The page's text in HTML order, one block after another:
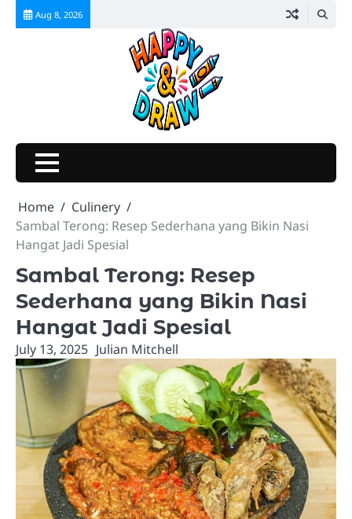
Skip
Aug 8, 2026
Home
Culinery
Sambal Terong: Resep Sederhana yang Bikin Nasi
Hangat Jadi Spesial
Sambal Terong: Resep
Sederhana yang Bikin Nasi
Hangat Jadi Spesial
July 13, 2025 Julian Mitchell